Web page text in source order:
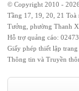
© Copyright 2010 -
Tầng 17, 19, 20, 21
Tưởng, phường Thanh
Hỗ trợ quảng cáo:
Giấy phép thiết lập
Thông tin và Truyền